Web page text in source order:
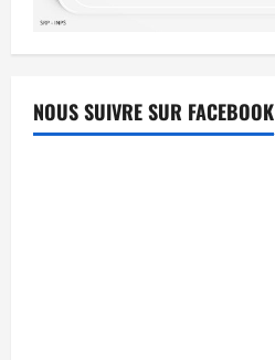
NOUS SUIVRE SUR FACEBOOK